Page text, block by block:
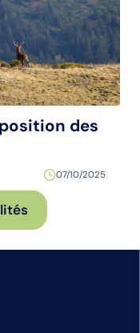
des
07/10/2025